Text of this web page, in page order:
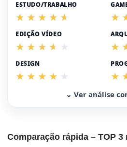
ESTUDO/TRABALHO
EDIÇÃO VÍDEO
DESIGN
⌄ Ver análise
Comparação rápida – TOP